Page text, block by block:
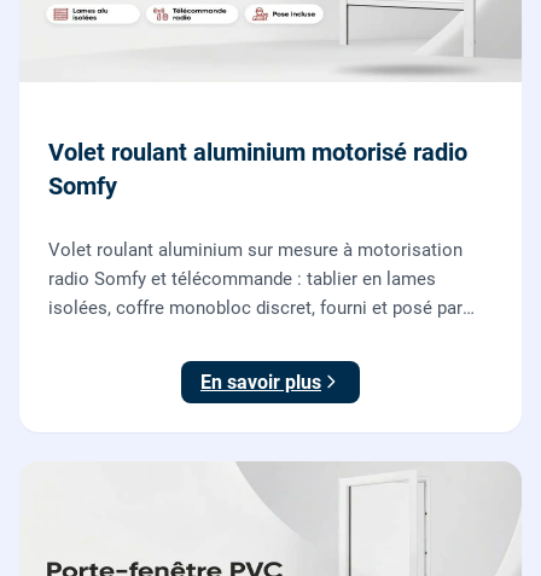
Volet roulant aluminium motorisé radio
Somfy
Volet roulant aluminium sur mesure à motorisation
radio Somfy et télécommande : tablier en lames
isolées, coffre monobloc discret, fourni et posé par
En savoir plus